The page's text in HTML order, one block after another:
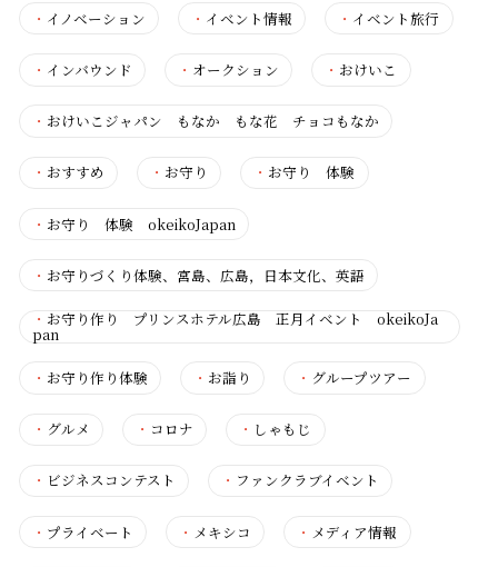
・ イノベーション ・ イベント情報 ・ イベント旅行
・ インバウンド ・ オークション ・ おけいこ
・ おけいこジャパン もなか もな花 チョコもなか
・ おすすめ ・ お守り ・ お守り 体験
・ お守り 体験 okeikoJapan
・ お守りづくり体験、宮島、広島，日本文化、英語
・ お守り作り プリンスホテル広島 正月イベント okeikoJa
pan
・ お守り作り体験 ・ お詣り ・ グループツアー
・ グルメ ・ コロナ ・ しゃもじ
・ ビジネスコンテスト ・ ファンクラブイベント
・ プライベート ・ メキシコ ・ メディア情報